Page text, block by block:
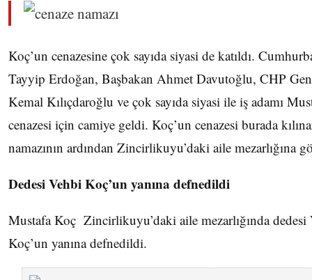
Koç’un cenazesine çok sayıda siyasi de katıldı.
Tayyip Erdoğan, Başbakan Ahmet Davutoğlu, CHP
Kemal Kılıçdaroğlu ve çok sayıda siyasi ile iş adamı
cenazesi için camiye geldi. Koç’un cenazesi burada
namazının ardından Zincirlikuyu’daki aile mezarlığına
Dedesi Vehbi Koç’un yanına defnedildi
Mustafa Koç Zincirlikuyu’daki aile mezarlığında dedesi
Koç’un yanına defnedildi.